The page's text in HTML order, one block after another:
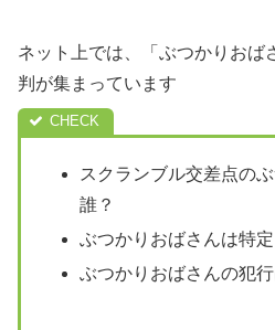
ネット上では、「ぶつかりおば
判が集まっています
スクランブル交差点の
誰？
ぶつかりおばさんは特
ぶつかりおばさんの犯